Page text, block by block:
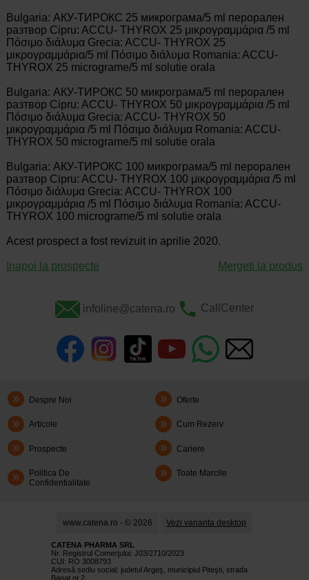
Bulgaria: АКУ-ТИРОКС 25 микрограма/5 ml перорален
разтвор Cipru: ACCU- THYROX 25 μικρογραμμάρια /5 ml
Πόσιμο διάλυμα Grecia: ACCU- THYROX 25
μικρογραμμάρια/5 ml Πόσιμο διάλυμα Romania: ACCU-
THYROX 25 micrograme/5 ml solutie orala
Bulgaria: АКУ-ТИРОКС 50 микрограма/5 ml перорален
разтвор Cipru: ACCU- THYROX 50 μικρογραμμάρια /5 ml
Πόσιμο διάλυμα Grecia: ACCU- THYROX 50
μικρογραμμάρια /5 ml Πόσιμο διάλυμα Romania: ACCU-
THYROX 50 micrograme/5 ml solutie orala
Bulgaria: АКУ-ТИРОКС 100 микрограма/5 ml перорален
разтвор Cipru: ACCU- THYROX 100 μικρογραμμάρια /5 ml
Πόσιμο διάλυμα Grecia: ACCU- THYROX 100
μικρογραμμάρια /5 ml Πόσιμο διάλυμα Romania: ACCU-
THYROX 100 micrograme/5 ml solutie orala
Acest prospect a fost revizuit in aprilie 2020.
Inapoi la prospecte Mergeti la produs
infoline@catena.ro CallCenter
Despre Noi Oferte
Articole Cum Rezerv
Prospecte Cariere
Politica De
Confidentialitate
Toate Marcile
www.catena.ro - © 2026 Vezi varianta desktop
CATENA PHARMA SRL
Nr. Registrul Comerţului: J03/2710/2023
CUI: RO 3008793
Adresă sediu social: judetul Argeş, municipiul Piteşti, strada
Banat nr.2